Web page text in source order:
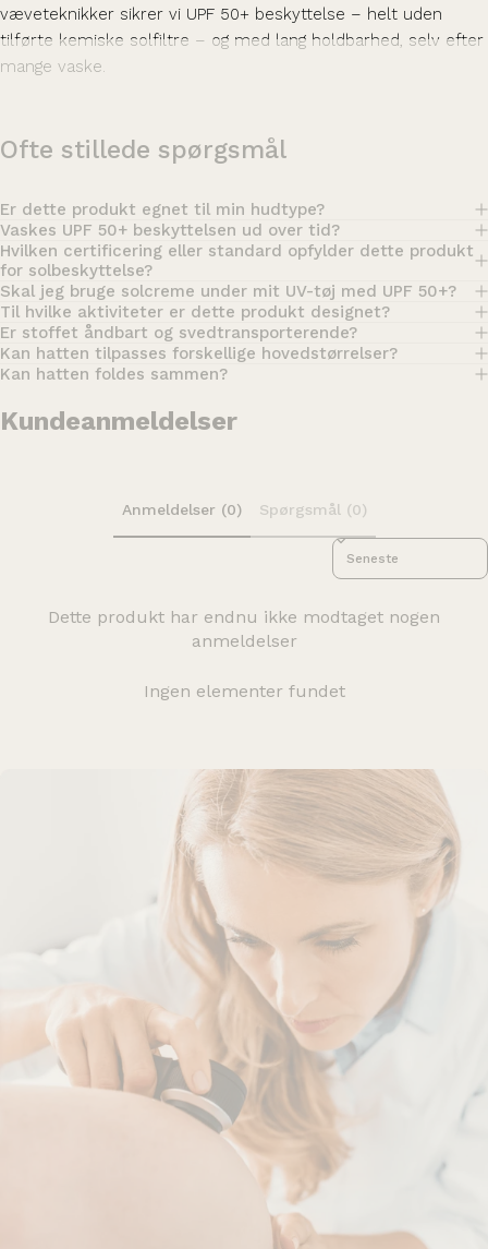
væveteknikker sikrer vi UPF 50+ beskyttelse – helt uden
tilførte kemiske solfiltre – og med lang holdbarhed, selv efter
mange vaske.
Ofte stillede spørgsmål
Er dette produkt egnet til min hudtype?
Vaskes UPF 50+ beskyttelsen ud over tid?
Hvilken certificering eller standard opfylder dette produkt
for solbeskyttelse?
Skal jeg bruge solcreme under mit UV-tøj med UPF 50+?
Til hvilke aktiviteter er dette produkt designet?
Er stoffet åndbart og svedtransporterende?
Kan hatten tilpasses forskellige hovedstørrelser?
Kan hatten foldes sammen?
Kundeanmeldelser
Anmeldelser (0) Spørgsmål (0)
Sort reviews by
Dette produkt har endnu ikke modtaget nogen
anmeldelser
Ingen elementer fundet